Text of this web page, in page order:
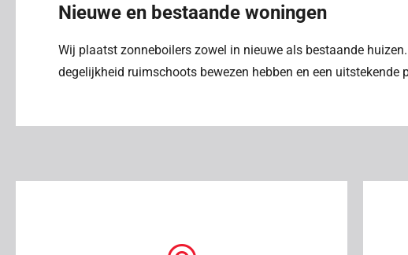
Nieuwe en bestaande woningen
Wij plaatst zonneboilers zowel in nieuwe als bestaande
degelijkheid ruimschoots bewezen hebben en een uitstekende